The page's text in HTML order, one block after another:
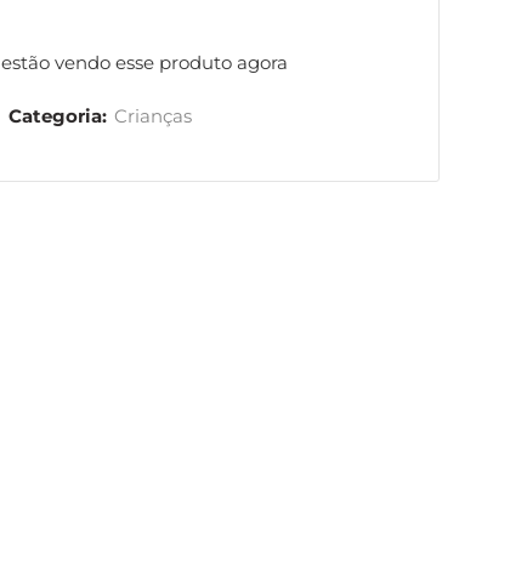
estão vendo esse produto agora
Categoria: Crianças